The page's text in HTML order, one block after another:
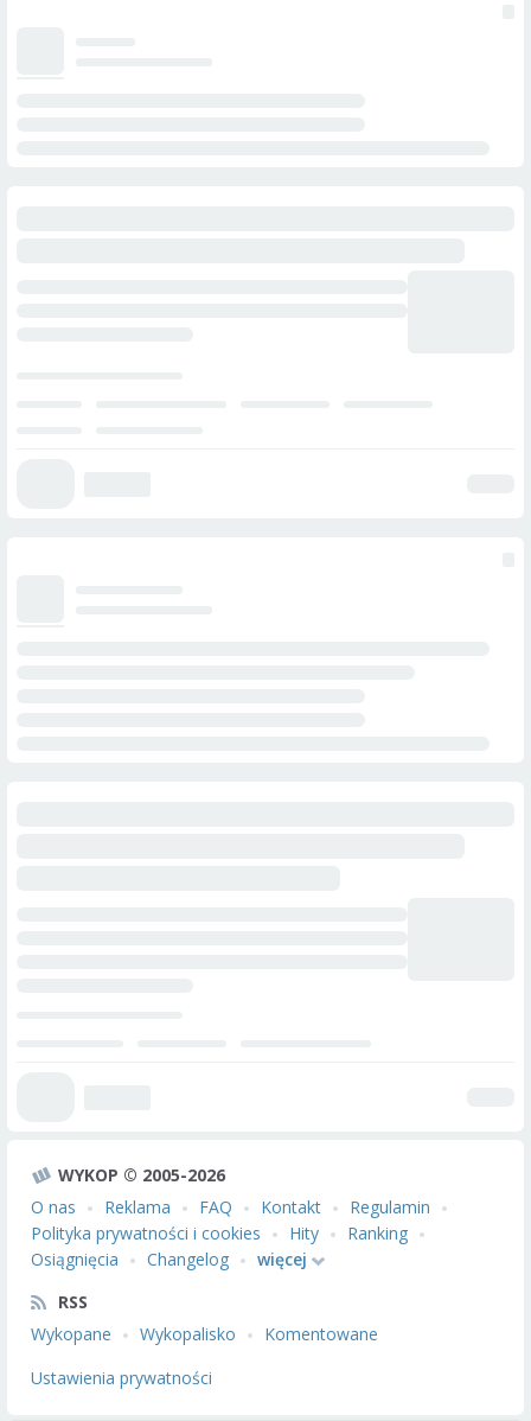
WYKOP © 2005-2026
O nas
Reklama FAQ Kontakt
Regulamin
Polityka prywatności i cookies
Hity
Ranking
Osiągnięcia
Changelog
więcej
RSS
Wykopane
Wykopalisko
Komentowane
Ustawienia prywatności